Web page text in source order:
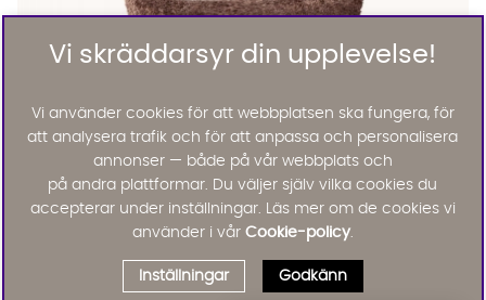
EIRA Kuddfodral 50x50 Brun Finns även i dessa färger:
Vi skräddarsyr din upplevelse!
Vi använder cookies för att webbplatsen ska fungera, för
att analysera trafik och för att anpassa och personalisera
annonser — både på vår webbplats och
på andra plattformar. Du väljer själv vilka cookies du
accepterar under inställningar. Läs mer om de cookies vi
använder i vår Cookie-policy.
Inställningar Godkänn